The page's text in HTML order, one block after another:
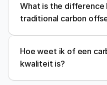
What is the difference
traditional carbon
Hoe weet ik of een
kwaliteit is?
Verra